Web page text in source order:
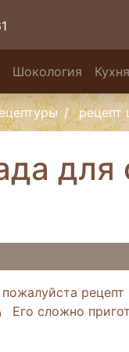
Шокология Кухня
рецепт
для
Его сложно